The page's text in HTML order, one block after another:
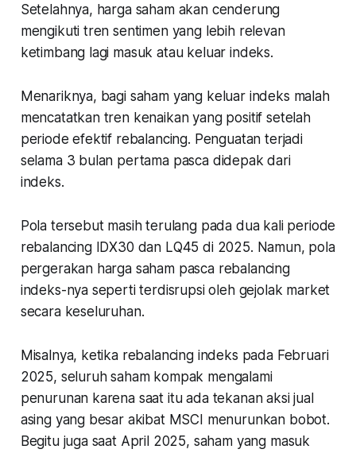
Setelahnya, harga saham akan cenderung
mengikuti tren sentimen yang lebih relevan
ketimbang lagi masuk atau keluar indeks.
Menariknya, bagi saham yang keluar indeks malah
mencatatkan tren kenaikan yang positif setelah
periode efektif rebalancing. Penguatan terjadi
selama 3 bulan pertama pasca didepak dari
indeks.
Pola tersebut masih terulang pada dua kali periode
rebalancing IDX30 dan LQ45 di 2025. Namun, pola
pergerakan harga saham pasca rebalancing
indeks-nya seperti terdisrupsi oleh gejolak market
secara keseluruhan.
Misalnya, ketika rebalancing indeks pada Februari
2025, seluruh saham kompak mengalami
penurunan karena saat itu ada tekanan aksi jual
asing yang besar akibat MSCI menurunkan bobot.
Begitu juga saat April 2025, saham yang masuk